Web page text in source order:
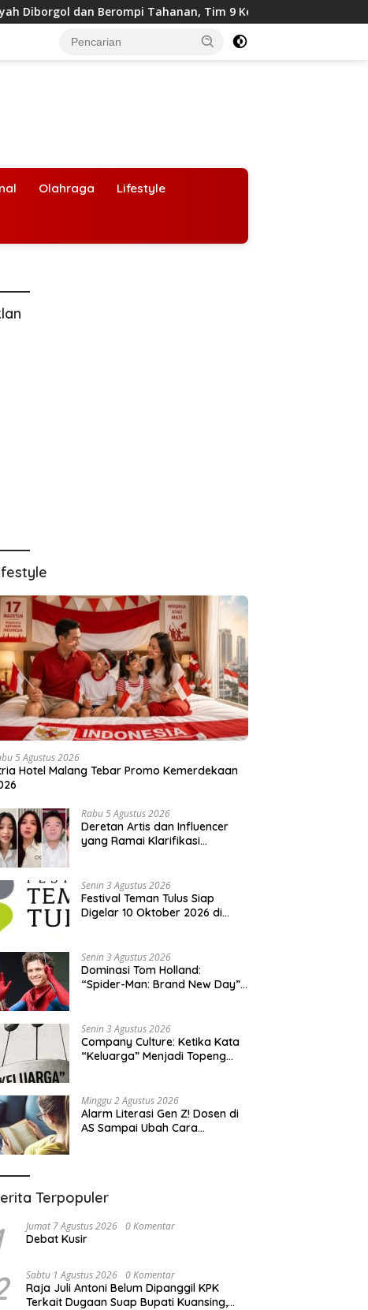
Berompi Tahanan, Tim 9 Kejagung Siap Periksa
Olahraga Lifestyle
5 Agustus 2026
Hotel Malang Tebar Promo Kemerdekaan
Rabu 5 Agustus 2026
Deretan Artis dan Influencer
yang Ramai Klarifikasi
Senin 3 Agustus 2026
Festival Teman Tulus Siap
Digelar 10 Oktober 2026 di
Senin 3 Agustus 2026
Dominasi Tom Holland:
“Spider-Man: Brand New Day”
Terbesar dalam Sejarah
Senin 3 Agustus 2026
Company Culture: Ketika Kata
“Keluarga” Menjadi Topeng
Minggu 2 Agustus 2026
Alarm Literasi Gen Z! Dosen di
AS Sampai Ubah Cara
Terpopuler
Jumat 7 Agustus 2026 0 Komentar
Debat Kusir
Sabtu 1 Agustus 2026 0 Komentar
Raja Juli Antoni Belum Dipanggil KPK
Terkait Dugaan Suap Bupati Kuansing,